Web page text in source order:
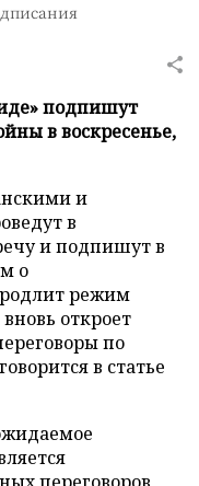
подпишут
в воскресенье,
и
в
и подпишут в
о
режим
откроет
по
в статье